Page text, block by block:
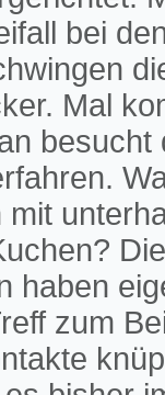
bei
Mal
haben
zum